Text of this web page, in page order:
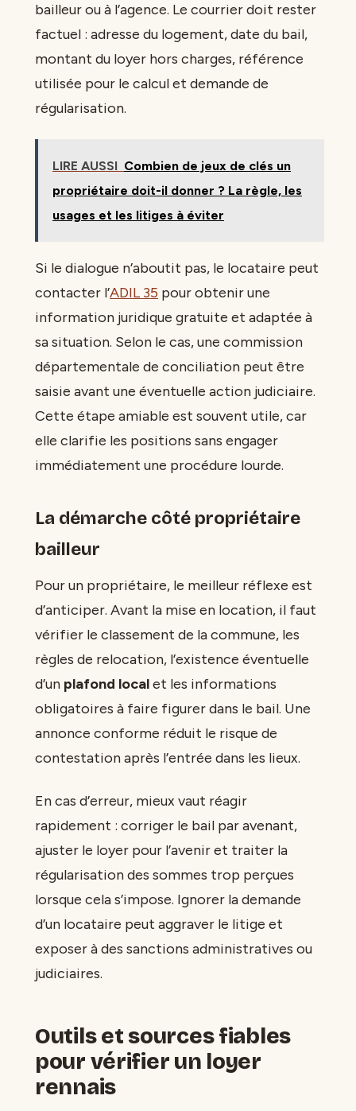
bailleur ou à l’agence. Le courrier doit rester
factuel : adresse du logement, date du bail,
montant du loyer hors charges, référence
utilisée pour le calcul et demande de
régularisation.
LIRE AUSSI Combien de jeux de clés un
propriétaire doit-il donner ? La règle, les
usages et les litiges à éviter
Si le dialogue n’aboutit pas, le locataire peut
contacter l’ADIL 35 pour obtenir une
information juridique gratuite et adaptée à
sa situation. Selon le cas, une commission
départementale de conciliation peut être
saisie avant une éventuelle action judiciaire.
Cette étape amiable est souvent utile, car
elle clarifie les positions sans engager
immédiatement une procédure lourde.
La démarche côté propriétaire
bailleur
Pour un propriétaire, le meilleur réflexe est
d’anticiper. Avant la mise en location, il faut
vérifier le classement de la commune, les
règles de relocation, l’existence éventuelle
d’un plafond localet les informations
obligatoires à faire figurer dans le bail. Une
annonce conforme réduit le risque de
contestation après l’entrée dans les lieux.
En cas d’erreur, mieux vaut réagir
rapidement : corriger le bail par avenant,
ajuster le loyer pour l’avenir et traiter la
régularisation des sommes trop perçues
lorsque cela s’impose. Ignorer la demande
d’un locataire peut aggraver le litige et
exposer à des sanctions administratives ou
judiciaires.
Outils et sources fiables
pour vérifier un loyer
rennais